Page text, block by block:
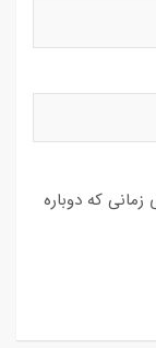
که دوباره